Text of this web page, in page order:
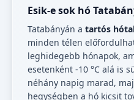
Esik-e sok hó
Tatabányán a tartós
minden télen
leghidegebb hónapok,
esetenként -10 °C alá is
néhány napig marad,
hegységben a hó kicsit